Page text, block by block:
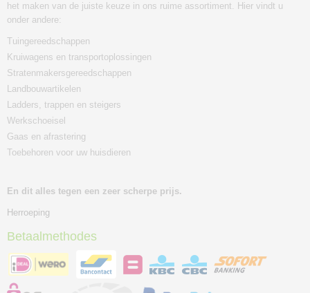
het maken van de juiste keuze in ons ruime assortiment. Hier vindt u
onder andere:
Tuingereedschappen
Kruiwagens en transportoplossingen
Stratenmakersgereedschappen
Landbouwartikelen
Ladders, trappen en steigers
Werkschoeisel
Gaas en afrastering
Toebehoren voor uw huisdieren
En dit alles tegen een zeer scherpe prijs.
Herroeping
Betaalmethodes